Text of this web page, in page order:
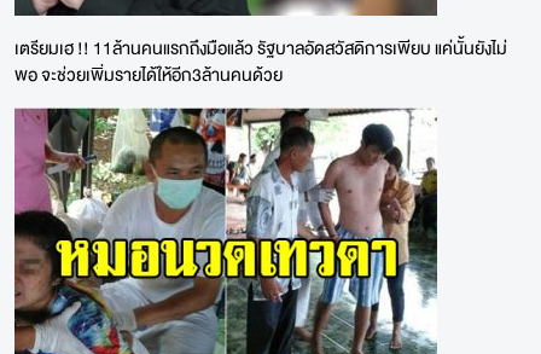
เตรียมเฮ !! 11ล้านคนแรกถึงมือแล้ว รัฐบาลอัดสวัสดิการเพียบ แค่นั้นยังไม่
พอ จะช่วยเพิ่มรายได้ให้อีก3ล้านคนด้วย